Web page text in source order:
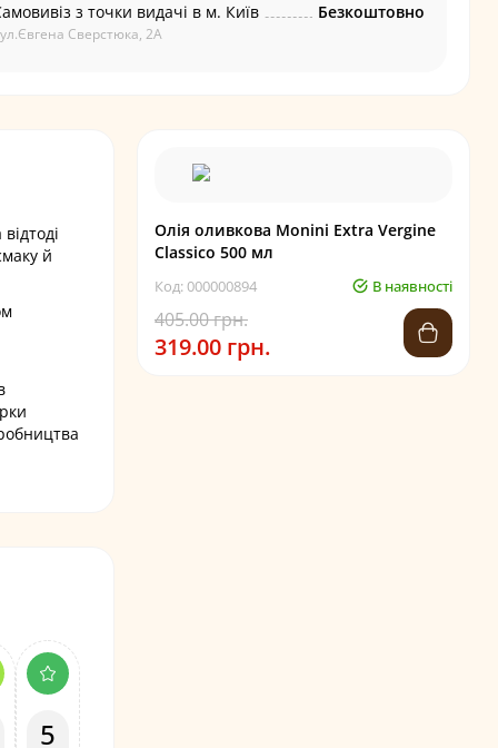
з точки видачі в м. Київ
Сверстюка, 2А
Безкоштовно
й
5
Олія оливкова Monini Extra Vergine
Classico 500 мл
Код: 000000894 В наявності
405.00 грн.
319.00 грн.